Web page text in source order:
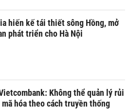
hiến kế tái thiết sông Hồng, mở
phát triển cho Hà Nội
Không thể quản lý rủi
hóa theo cách truyền thống